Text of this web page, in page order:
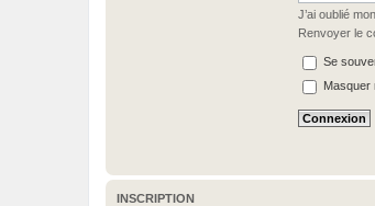
J’ai oublié
Renvoyer le
Se
Masquer
INSCRIPTION